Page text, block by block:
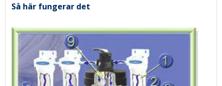
Så här fungerar det